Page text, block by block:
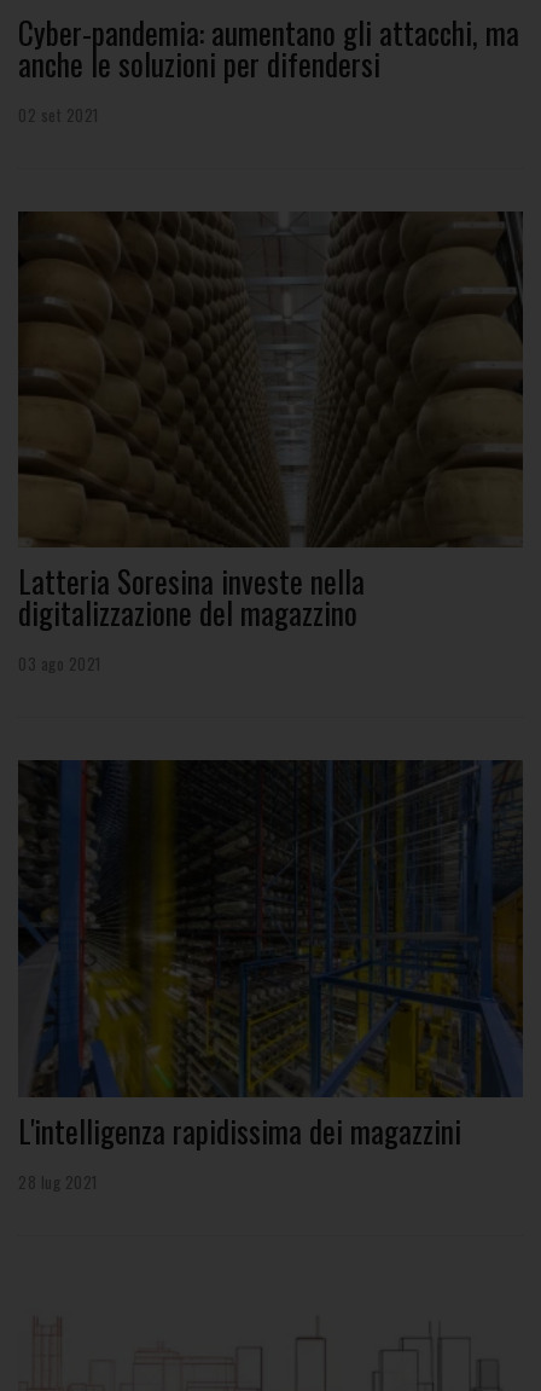
Cyber-pandemia: aumentano gli attacchi, ma
anche le soluzioni per difendersi
02 set 2021
Latteria Soresina investe nella
digitalizzazione del magazzino
03 ago 2021
L'intelligenza rapidissima dei magazzini
28 lug 2021